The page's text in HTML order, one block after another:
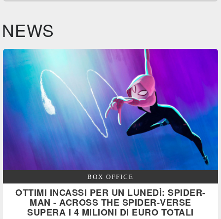
NEWS
BOX OFFICE
OTTIMI INCASSI PER UN LUNEDÌ: SPIDER-
MAN - ACROSS THE SPIDER-VERSE
SUPERA I 4 MILIONI DI EURO TOTALI